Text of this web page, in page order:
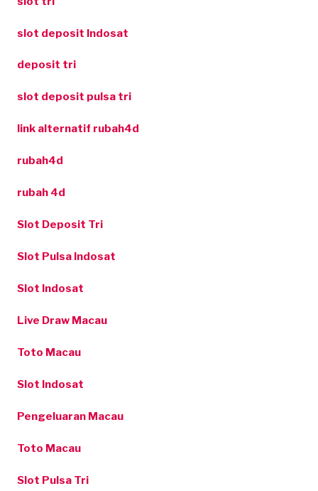
slot deposit Indosat
deposit tri
slot deposit pulsa tri
link alternatif rubah4d
rubah4d
rubah 4d
Slot Deposit Tri
Slot Pulsa Indosat
Slot Indosat
Live Draw Macau
Toto Macau
Slot Indosat
Pengeluaran Macau
Toto Macau
Slot Pulsa Tri